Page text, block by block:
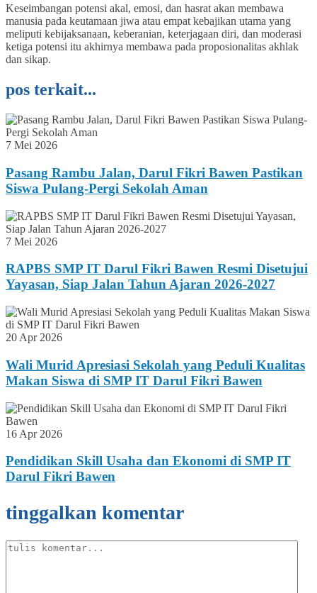
Keseimbangan potensi akal, emosi, dan hasrat akan membawa
manusia pada keutamaan jiwa atau empat kebajikan utama yang
meliputi kebijaksanaan, keberanian, keterjagaan diri, dan moderasi
ketiga potensi itu akhirnya membawa pada proposionalitas akhlak
dan sikap.
pos terkait...
7 Mei 2026
Pasang Rambu Jalan, Darul Fikri Bawen Pastikan
Siswa Pulang-Pergi Sekolah Aman
7 Mei 2026
RAPBS SMP IT Darul Fikri Bawen Resmi Disetujui
Yayasan, Siap Jalan Tahun Ajaran 2026-2027
20 Apr 2026
Wali Murid Apresiasi Sekolah yang Peduli Kualitas
Makan Siswa di SMP IT Darul Fikri Bawen
16 Apr 2026
Pendidikan Skill Usaha dan Ekonomi di SMP IT
Darul Fikri Bawen
tinggalkan komentar